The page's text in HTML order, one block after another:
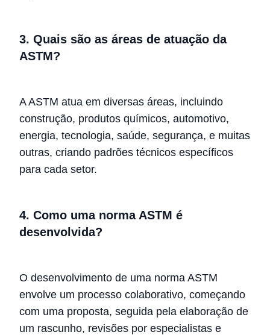
3. Quais são as áreas de atuação da
ASTM?
A ASTM atua em diversas áreas, incluindo
construção, produtos químicos, automotivo,
energia, tecnologia, saúde, segurança, e muitas
outras, criando padrões técnicos específicos
para cada setor.
4. Como uma norma ASTM é
desenvolvida?
O desenvolvimento de uma norma ASTM
envolve um processo colaborativo, começando
com uma proposta, seguida pela elaboração de
um rascunho, revisões por especialistas e